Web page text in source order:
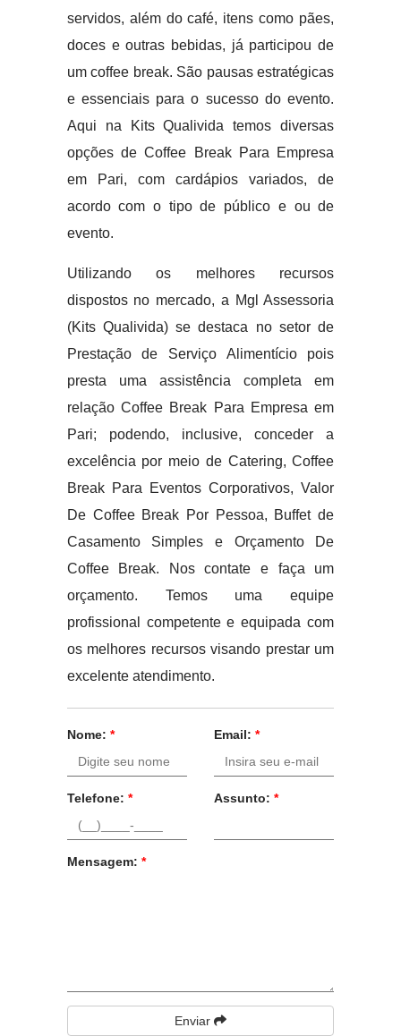
servidos, além do café, itens como pães,
doces e outras bebidas, já participou de
um coffee break. São pausas estratégicas
e essenciais para o sucesso do evento.
Aqui na Kits Qualivida temos diversas
opções de Coffee Break Para Empresa
em Pari, com cardápios variados, de
acordo com o tipo de público e ou de
evento.
Utilizando os melhores recursos
dispostos no mercado, a Mgl Assessoria
(Kits Qualivida) se destaca no setor de
Prestação de Serviço Alimentício pois
presta uma assistência completa em
relação Coffee Break Para Empresa em
Pari; podendo, inclusive, conceder a
excelência por meio de Catering, Coffee
Break Para Eventos Corporativos, Valor
De Coffee Break Por Pessoa, Buffet de
Casamento Simples e Orçamento De
Coffee Break. Nos contate e faça um
orçamento. Temos uma equipe
profissional competente e equipada com
os melhores recursos visando prestar um
excelente atendimento.
Nome: * Email: *
Telefone: * Assunto: *
Mensagem: *
Enviar